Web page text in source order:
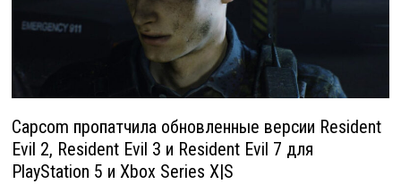
Capcom пропатчила обновленные версии Resident
Evil 2, Resident Evil 3 и Resident Evil 7 для
PlayStation 5 и Xbox Series X|S